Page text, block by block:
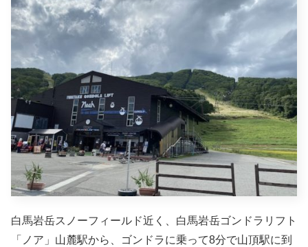
白馬岩岳スノーフィールド近く、白馬岩岳ゴンドラリフト
「ノア」山麓駅から、ゴンドラに乗って8分で山頂駅に到